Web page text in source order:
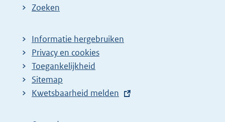
Zoeken
Informatie hergebruiken
Privacy en cookies
Toegankelijkheid
Sitemap
E
t
Kwetsbaarheid melden